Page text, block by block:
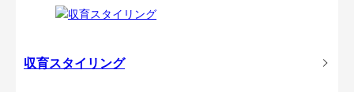
収育スタイリング